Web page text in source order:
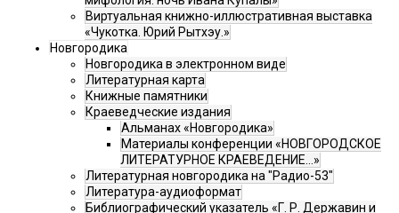
Виртуальная книжно-иллюстративная выставка
«Чукотка. Юрий Рытхэу.»
Новгородика
Новгородика в электронном виде
Литературная карта
Книжные памятники
Краеведческие издания
Альманах «Новгородика»
Материалы конференции «НОВГОРОДСКОЕ
ЛИТЕРАТУРНОЕ КРАЕВЕДЕНИЕ...»
Литературная новгородика на "Радио-53"
Литература-аудиоформат
Библиографический указатель «Г. Р. Державин и